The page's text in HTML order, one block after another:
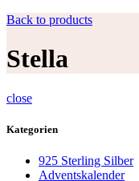
Back to products
Stella
close
Kategorien
925 Sterling Silber
Adventskalender